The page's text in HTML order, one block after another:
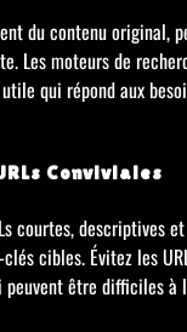
du contenu original,
Les moteurs de
qui répond aux
Conviviales
courtes, descriptives
cibles. Évitez les
peuvent être difficiles à